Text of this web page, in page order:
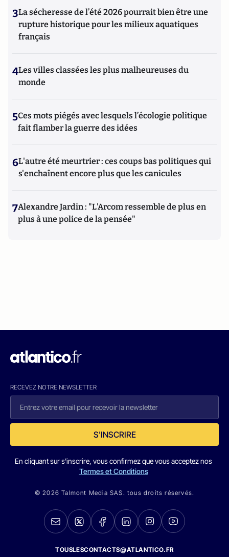
3La sécheresse de l’été 2026 pourrait bien être une
rupture historique pour les milieux aquatiques
français
4Les villes classées les plus malheureuses du
monde
5Ces mots piégés avec lesquels l’écologie politique
fait flamber la guerre des idées
6L'autre été meurtrier : ces coups bas politiques qui
s'enchaînent encore plus que les canicules
7Alexandre Jardin : "L'Arcom ressemble de plus en
plus à une police de la pensée"
RECEVEZ NOTRE NEWSLETTER
S'INSCRIRE
En cliquant sur s'inscrire, vous confirmez que vous acceptez nos
Termes et Conditions
© 2026 Talmont Media SAS. tous droits réservés.
TOUSLESCONTACTS@ATLANTICO.FR